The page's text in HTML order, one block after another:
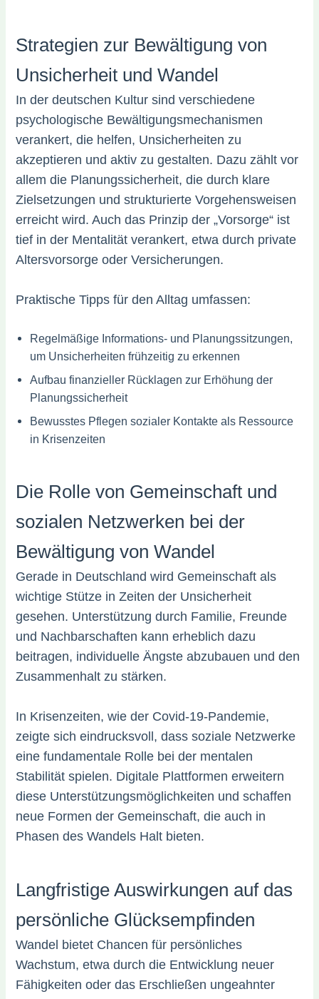
Strategien zur Bewältigung von
Unsicherheit und Wandel
In der deutschen Kultur sind verschiedene
psychologische Bewältigungsmechanismen
verankert, die helfen, Unsicherheiten zu
akzeptieren und aktiv zu gestalten. Dazu zählt vor
allem die Planungssicherheit, die durch klare
Zielsetzungen und strukturierte Vorgehensweisen
erreicht wird. Auch das Prinzip der „Vorsorge“ ist
tief in der Mentalität verankert, etwa durch private
Altersvorsorge oder Versicherungen.
Praktische Tipps für den Alltag umfassen:
Regelmäßige Informations- und Planungssitzungen,
um Unsicherheiten frühzeitig zu erkennen
Aufbau finanzieller Rücklagen zur Erhöhung der
Planungssicherheit
Bewusstes Pflegen sozialer Kontakte als Ressource
in Krisenzeiten
Die Rolle von Gemeinschaft und
sozialen Netzwerken bei der
Bewältigung von Wandel
Gerade in Deutschland wird Gemeinschaft als
wichtige Stütze in Zeiten der Unsicherheit
gesehen. Unterstützung durch Familie, Freunde
und Nachbarschaften kann erheblich dazu
beitragen, individuelle Ängste abzubauen und den
Zusammenhalt zu stärken.
In Krisenzeiten, wie der Covid-19-Pandemie,
zeigte sich eindrucksvoll, dass soziale Netzwerke
eine fundamentale Rolle bei der mentalen
Stabilität spielen. Digitale Plattformen erweitern
diese Unterstützungsmöglichkeiten und schaffen
neue Formen der Gemeinschaft, die auch in
Phasen des Wandels Halt bieten.
Langfristige Auswirkungen auf das
persönliche Glücksempfinden
Wandel bietet Chancen für persönliches
Wachstum, etwa durch die Entwicklung neuer
Fähigkeiten oder das Erschließen ungeahnter